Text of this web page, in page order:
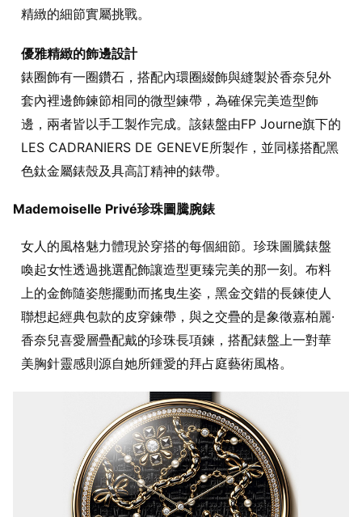
精緻的細節實屬挑戰。
優雅精緻的飾邊設計
錶圈飾有一圈鑽石，搭配內環圈綴飾與縫製於香奈兒外
套內裡邊飾鍊節相同的微型鍊帶，為確保完美造型飾
邊，兩者皆以手工製作完成。該錶盤由FP Journe旗下的
LES CADRANIERS DE GENEVE所製作，並同樣搭配黑
色鈦金屬錶殼及具高訂精神的錶帶。
Mademoiselle Privé珍珠圖騰腕錶
女人的風格魅力體現於穿搭的每個細節。珍珠圖騰錶盤
喚起女性透過挑選配飾讓造型更臻完美的那一刻。布料
上的金飾隨姿態擺動而搖曳生姿，黑金交錯的長鍊使人
聯想起經典包款的皮穿鍊帶，與之交疊的是象徵嘉柏麗·
香奈兒喜愛層疊配戴的珍珠長項鍊，搭配錶盤上一對華
美胸針靈感則源自她所鍾愛的拜占庭藝術風格。